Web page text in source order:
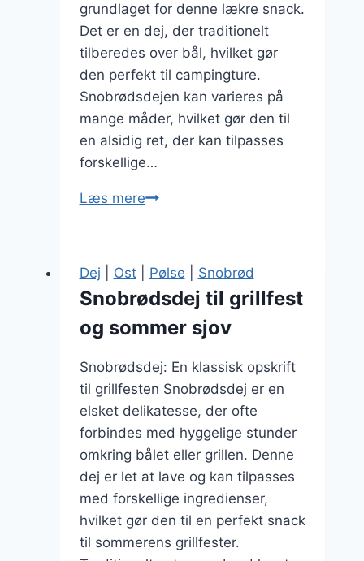
grundlaget for denne lækre snack.
Det er en dej, der traditionelt
tilberedes over bål, hvilket gør
den perfekt til campingture.
Snobrødsdejen kan varieres på
mange måder, hvilket gør den til
en alsidig ret, der kan tilpasses
forskellige…
Læs mereSnobrødsdej
opskrift
lækkerhed
Dej Ost| Pølse Snobrød
Snobrødsdej til grillfest
og sommer sjov
Snobrødsdej: En klassisk opskrift
til grillfesten Snobrødsdej er en
elsket delikatesse, der ofte
forbindes med hyggelige stunder
omkring bålet eller grillen. Denne
dej er let at lave og kan tilpasses
med forskellige ingredienser,
hvilket gør den til en perfekt snack
til sommerens grillfester.